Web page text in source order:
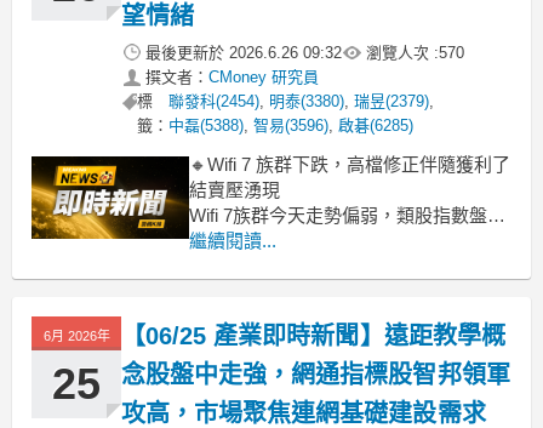
望情緒
最後更新於 2026.6.26 09:32 瀏覽人次 :570
撰文者： CMoney 研究員
標
籤：
聯發科(2454), 明泰(3380),瑞昱(2379),
中磊(5388),智易(3596),啟碁(6285)
🔸Wifi 7 族群下跌，高檔修正伴隨獲利了
結賣壓湧現
Wifi 7族群今天走勢偏弱，類股指數盤中
重挫超過5%，主要壓力來自於近期股價
瑞昱(-7.00%)，在市場高檔震盪的氣氛
下，回檔幅度尤其顯著，直接拖累了整
體族
繼續閱讀...
6月 2026年
25
【06/25 產業即時新聞】遠距教學概
念股盤中走強，網通指標股智邦領軍
攻高，市場聚焦連網基礎建設需求